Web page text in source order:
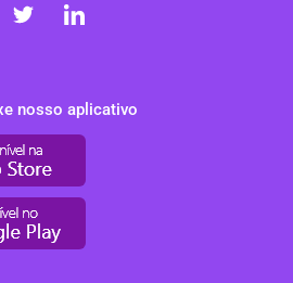
nosso aplicativo